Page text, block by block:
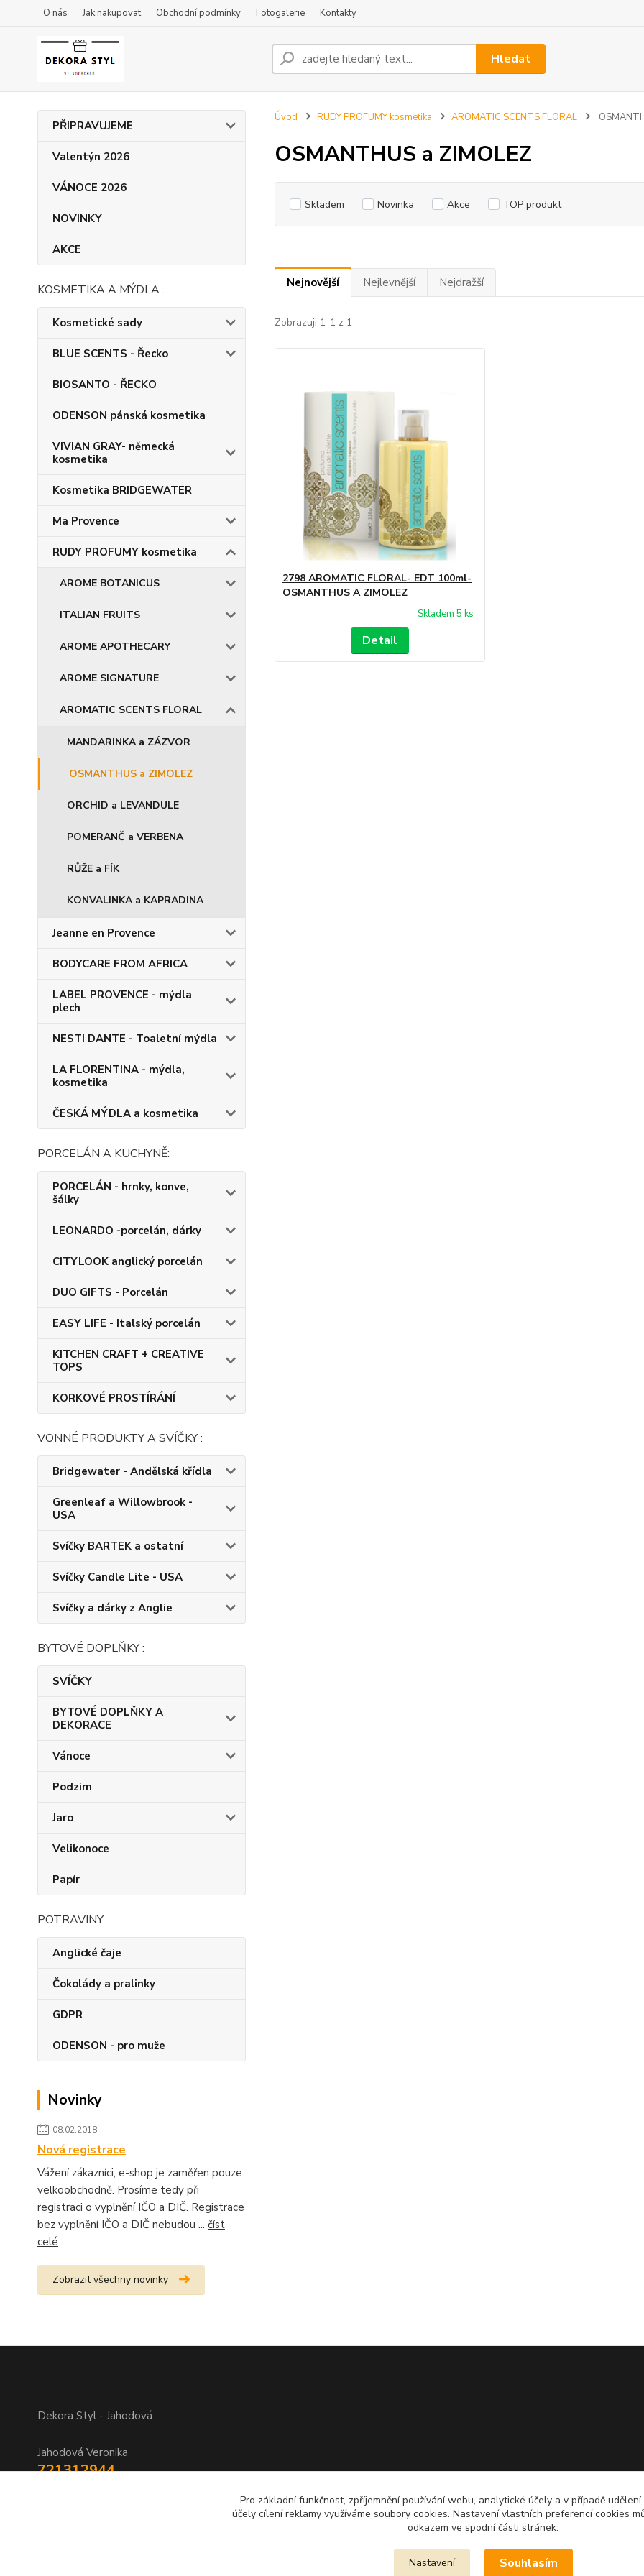
O nás Jak nakupovat Obchodní podmínky Fotogalerie Kontakty
Hledat
PŘIPRAVUJEME
Valentýn 2026
VÁNOCE 2026
NOVINKY
AKCE
KOSMETIKA A MÝDLA :
Kosmetické sady
BLUE SCENTS - Řecko
BIOSANTO - ŘECKO
ODENSON pánská kosmetika
VIVIAN GRAY- německá
kosmetika
Kosmetika BRIDGEWATER
Ma Provence
RUDY PROFUMY kosmetika
AROME BOTANICUS
ITALIAN FRUITS
AROME APOTHECARY
AROME SIGNATURE
AROMATIC SCENTS FLORAL
MANDARINKA a ZÁZVOR
OSMANTHUS a ZIMOLEZ
ORCHID a LEVANDULE
POMERANČ a VERBENA
RŮŽE a FÍK
KONVALINKA a KAPRADINA
Jeanne en Provence
BODYCARE FROM AFRICA
LABEL PROVENCE - mýdla
plech
NESTI DANTE - Toaletní mýdla
LA FLORENTINA - mýdla,
kosmetika
ČESKÁ MÝDLA a kosmetika
PORCELÁN A KUCHYNĚ:
PORCELÁN - hrnky, konve,
šálky
LEONARDO -porcelán, dárky
CITYLOOK anglický porcelán
DUO GIFTS - Porcelán
EASY LIFE - Italský porcelán
KITCHEN CRAFT + CREATIVE
TOPS
KORKOVÉ PROSTÍRÁNÍ
VONNÉ PRODUKTY A SVÍČKY :
Bridgewater - Andělská křídla
Greenleaf a Willowbrook -
USA
Svíčky BARTEK a ostatní
Svíčky Candle Lite - USA
Svíčky a dárky z Anglie
BYTOVÉ DOPLŇKY :
SVÍČKY
BYTOVÉ DOPLŇKY A
DEKORACE
Vánoce
Podzim
Jaro
Velikonoce
Papír
POTRAVINY :
Anglické čaje
Čokolády a pralinky
GDPR
ODENSON - pro muže
Novinky
08.02.2018
Nová registrace
Vážení zákazníci, e-shop je zaměřen pouze
velkoobchodně. Prosíme tedy při
registraci o vyplnění IČO a DIČ. Registrace
bez vyplnění IČO a DIČ nebudou ... číst
celé
Zobrazit všechny novinky
Úvod RUDY PROFUMY kosmetika AROMATIC SCENTS FLORAL
OSMANTHUS a ZIMOLEZ
Skladem Novinka Akce TOP produkt
Nejnovější Nejlevnější Nejdražší
Zobrazuji 1-1 z 1
2798 AROMATIC FLORAL- EDT 100ml-
OSMANTHUS A ZIMOLEZ
Skladem 5 ks
Detail
Dekora Styl - Jahodová
Jahodová Veronika
721312944
Pro základní funkčnost, zpříjemnění používání webu, analytické účely a v případě
účely cílení reklamy využíváme soubory cookies. Nastavení vlastních preferencí cookies
odkazem ve spodní části stránek.
Nastavení Souhlasím